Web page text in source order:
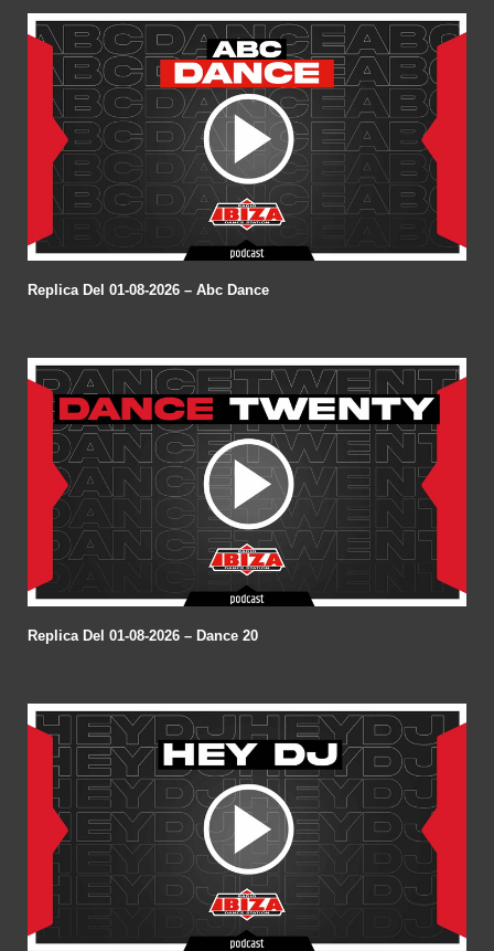
Replica Del 01-08-2026 – Abc Dance
Replica Del 01-08-2026 – Dance 20